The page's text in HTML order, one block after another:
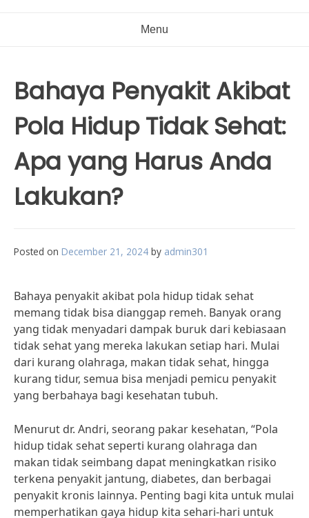
Menu
Bahaya Penyakit Akibat
Pola Hidup Tidak Sehat:
Apa yang Harus Anda
Lakukan?
Posted on December 21, 2024 by admin301
Bahaya penyakit akibat pola hidup tidak sehat
memang tidak bisa dianggap remeh. Banyak orang
yang tidak menyadari dampak buruk dari kebiasaan
tidak sehat yang mereka lakukan setiap hari. Mulai
dari kurang olahraga, makan tidak sehat, hingga
kurang tidur, semua bisa menjadi pemicu penyakit
yang berbahaya bagi kesehatan tubuh.
Menurut dr. Andri, seorang pakar kesehatan, “Pola
hidup tidak sehat seperti kurang olahraga dan
makan tidak seimbang dapat meningkatkan risiko
terkena penyakit jantung, diabetes, dan berbagai
penyakit kronis lainnya. Penting bagi kita untuk mulai
memperhatikan gaya hidup kita sehari-hari untuk